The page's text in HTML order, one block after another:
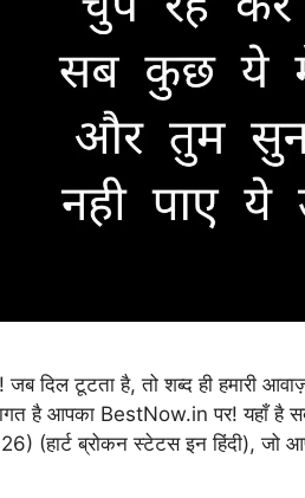
जब दिल टूटता है, तो शब्द ही हमारी
है आपका BestNow.in पर! यहाँ
(हार्ट ब्रोकन स्टेटस इन हिंदी), जो